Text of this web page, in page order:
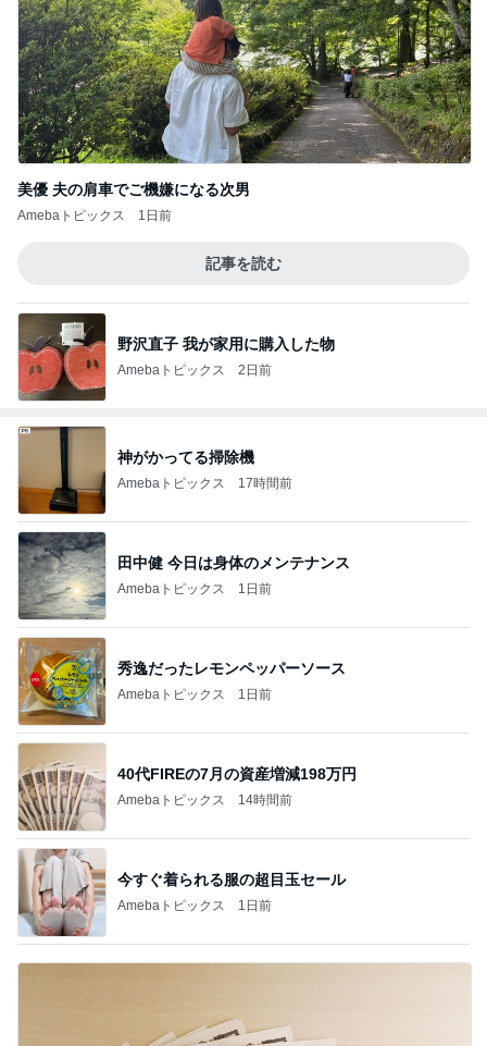
美優 夫の肩車でご機嫌になる次男
Amebaトピックス 1日前
記事を読む
野沢直子 我が家用に購入した物
Amebaトピックス 2日前
神がかってる掃除機
Amebaトピックス 17時間前
田中健 今日は身体のメンテナンス
Amebaトピックス 1日前
秀逸だったレモンペッパーソース
Amebaトピックス 1日前
40代FIREの7月の資産増減198万円
Amebaトピックス 14時間前
今すぐ着られる服の超目玉セール
Amebaトピックス 1日前